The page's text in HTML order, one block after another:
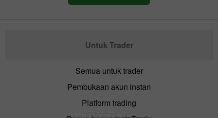
Untuk Trader
Semua untuk trader
Pembukaan akun instan
Platform trading